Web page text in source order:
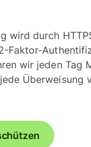
wird durch
Faktor-
wir jeden Tag
Überweisung